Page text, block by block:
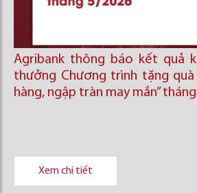
Agribank thông báo kết quả
thưởng Chương trình tặng quà
hàng, ngập tràn may mắn”
Xem chi tiết